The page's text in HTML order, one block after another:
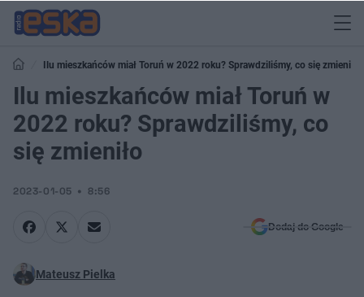
Ilu mieszkańców miał Toruń w 2022 roku? Sprawdziliśmy, co się zmieniło
Ilu mieszkańców miał Toruń w
2022 roku? Sprawdziliśmy, co
się zmieniło
2023-01-05 8:56
Dodaj do Google
Mateusz Pielka